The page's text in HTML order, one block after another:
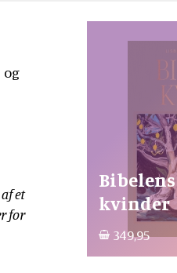
og
et
for
Bibelens
kvinder
349,95